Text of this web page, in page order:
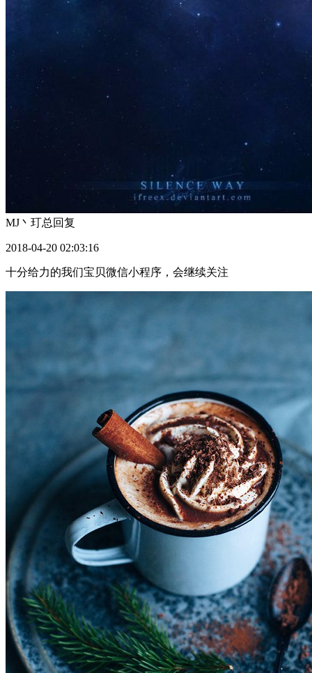
MJ丶玎总 回复
2018-04-20 02:03:16
十分给力的我们宝贝微信小程序，会继续关注